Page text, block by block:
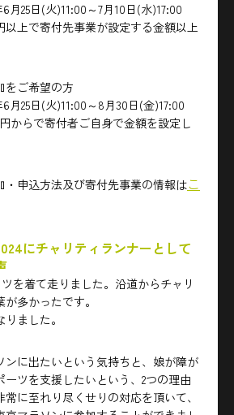
月25日(火)11:00～7月10日(水)17:00
上で寄付先事業が設定する金額以上
ご希望の方
月25日(火)11:00～8月30日(金)17:00
からで寄付者ご自身で金額を設定し
・申込方法及び寄付先事業の情報はこ
にチャリティランナーとして
を着て走りました。沿道からチャリ
多かったです。
ました。
に出たいという気持ちと、娘が障が
ーツを支援したいという、2つの理由
に至れり尽くせりの対応を頂いて、